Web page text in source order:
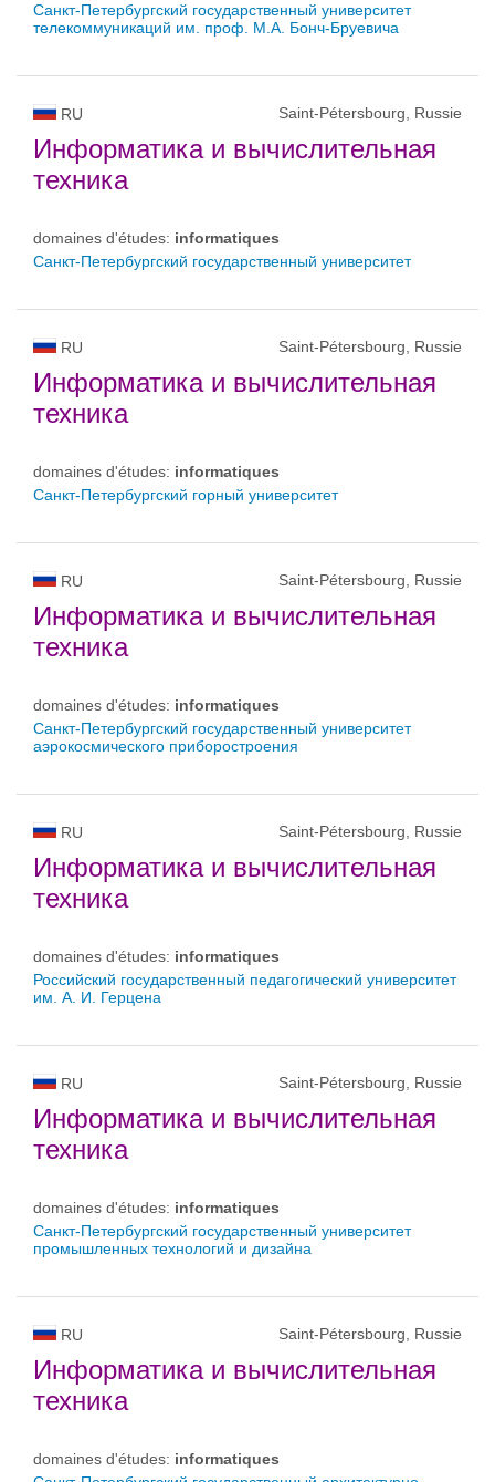
Санкт-Петербургский государственный университет
телекоммуникаций им. проф. М.А. Бонч-Бруевича
RU Saint-Pétersbourg, Russie
Информатика и вычислительная
техника
domaines d'études: informatiques
Санкт-Петербургский государственный университет
RU Saint-Pétersbourg, Russie
Информатика и вычислительная
техника
domaines d'études: informatiques
Санкт-Петербургский горный университет
RU Saint-Pétersbourg, Russie
Информатика и вычислительная
техника
domaines d'études: informatiques
Санкт-Петербургский государственный университет
аэрокосмического приборостроения
RU Saint-Pétersbourg, Russie
Информатика и вычислительная
техника
domaines d'études: informatiques
Российский государственный педагогический университет
им. А. И. Герцена
RU Saint-Pétersbourg, Russie
Информатика и вычислительная
техника
domaines d'études: informatiques
Санкт-Петербургский государственный университет
промышленных технологий и дизайна
RU Saint-Pétersbourg, Russie
Информатика и вычислительная
техника
domaines d'études: informatiques